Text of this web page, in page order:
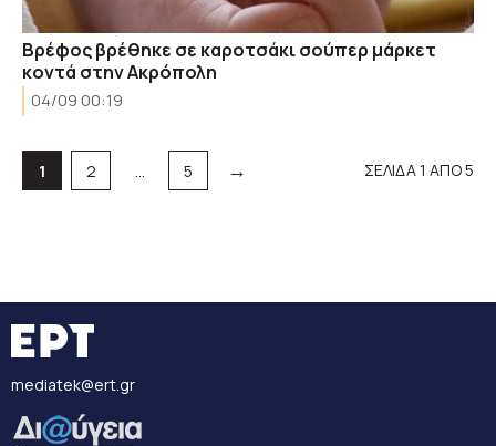
Βρέφος βρέθηκε σε καροτσάκι σούπερ μάρκετ
κοντά στην Ακρόπολη
04/09 00:19
Σελίδα
1 Σελίδα
2 … Σελίδα
5 → ΣΕΛΙΔΑ 1 ΑΠΟ 5
mediatek@ert.gr